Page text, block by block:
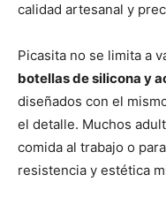
calidad artesanal y
Picasita no se limita a
botellas de silicona y
diseñados con el
el detalle. Muchos
comida al trabajo o
resistencia y estética